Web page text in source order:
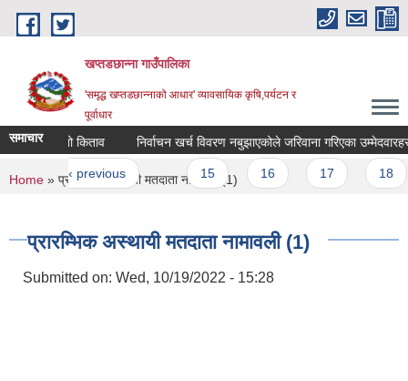
Skip to main content
खप्तडछान्ना गाउँपालिका
'समृद्ध खप्तडछान्नाको आधार' व्यावसायिक कृषि,पर्यटन र
पूर्वाधार
समाचाररातो किताव
‹ previous … 15 16 17 18
You are here
Home » प्रारम्भिक अस्थायी मतदाता नामावली (1)
प्रारम्भिक अस्थायी मतदाता नामावली (1)
Submitted on: Wed, 10/19/2022 - 15:28